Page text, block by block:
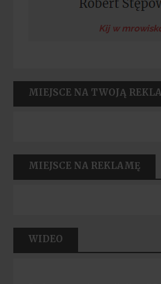
Kij w
MIEJSCE NA TWOJĄ
MIEJSCE NA REKLAMĘ
WIDEO